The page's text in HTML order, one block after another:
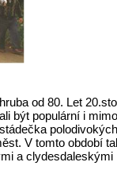
od 80. Let
být populární i
V tomto období
a clydesdaleskými